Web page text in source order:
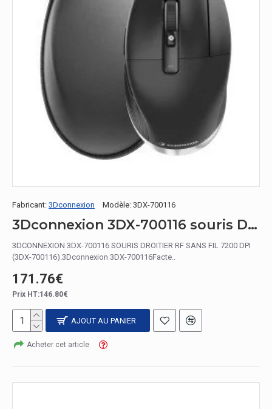
Fabricant: 3Dconnexion Modèle: 3DX-700116
3Dconnexion 3DX-700116 souris Droitier RF sans fil 7200 DPI
3DCONNEXION 3DX-700116 SOURIS DROITIER RF SANS FIL 7200 DPI
(3DX-700116).3Dconnexion 3DX-700116Facte..
171.76€
Prix HT:146.80€
AJOUT AU PANIER
Acheter cet article